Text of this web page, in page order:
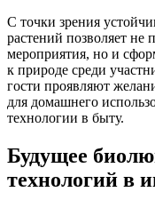
С точки зрения
растений позволяет не
мероприятия, но и
к природе среди
гости проявляют
для домашнего
технологии в быту.
Будущее
технологий в